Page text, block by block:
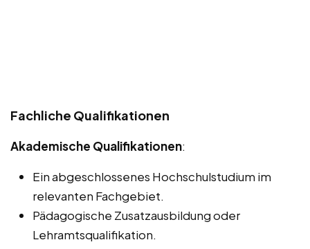
Fachliche Qualifikationen
Akademische Qualifikationen:
Ein abgeschlossenes Hochschulstudium im
relevanten Fachgebiet.
Pädagogische Zusatzausbildung oder
Lehramtsqualifikation.